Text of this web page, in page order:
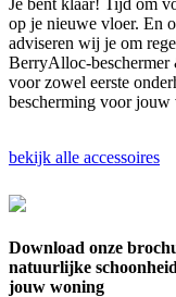
Je bent klaar! Tijd om
op je nieuwe vloer. En
adviseren wij je om
BerryAlloc-beschermer
voor zowel eerste
bescherming voor jouw
bekijk alle accessoires
Download onze
natuurlijke
jouw woning